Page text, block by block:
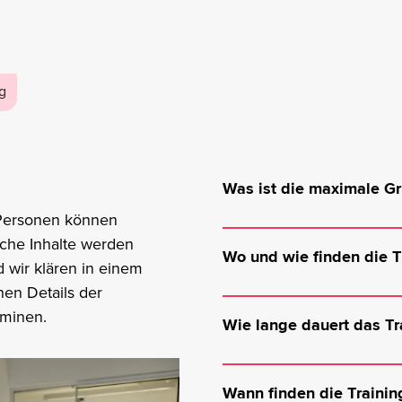
können
Inhalte werden
wir klären in einem
Details der
Was ist die maximale
Wir geben
eurem Team ein
können, empfehlen wir
Gegen Aufpreis (300€
Wo und wie finden die
Als Präsenzschulung
Training stattfinden.
einem Virtual Classroom.
Wie lange dauert das
Das kommt immer auf
unsere Trainings über
Wann finden die